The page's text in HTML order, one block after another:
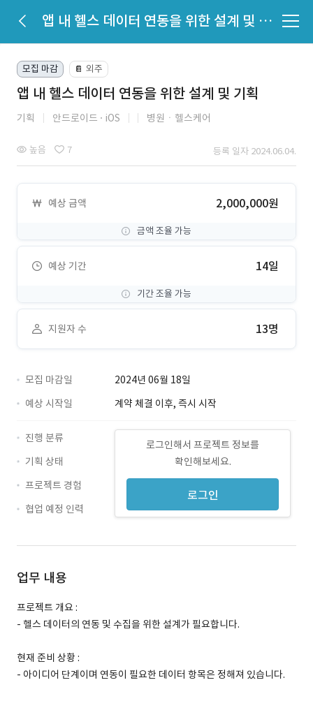
앱 내 헬스 데이터 연동을 위한 설계 및 기획
모집 마감 📔 외주
앱 내 헬스 데이터 연동을 위한 설계 및 기획
기획 안드로이드 iOS 병원ㆍ헬스케어
높음 7 등록 일자 2024.06.04.
예상 금액 2,000,000원
금액 조율 가능
예상 기간 14일
기간 조율 가능
지원자 수 13명
모집 마감일
2024년 06월 18일
예상 시작일
계약 체결 이후, 즉시 시작
로그인해서 프로젝트 정보를
확인해보세요.
로그인
진행 분류
기획 상태
프로젝트 경험
협업 예정 인력
업무 내용
프로젝트 개요 :
- 헬스 데이터의 연동 및 수집을 위한 설계가 필요합니다.
현재 준비 상황 :
- 아이디어 단계이며 연동이 필요한 데이터 항목은 정해져 있습니다.